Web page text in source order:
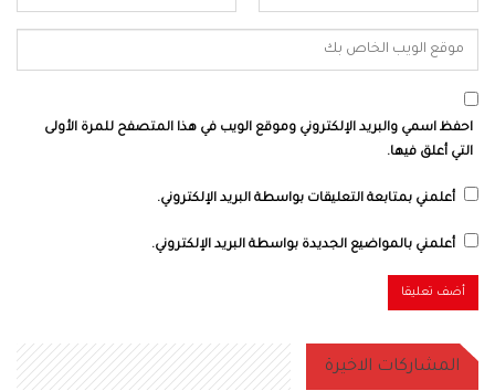
احفظ اسمي والبريد الإلكتروني وموقع الويب في هذا المتصفح للمرة الأولى
التي أعلق فيها.
أعلمني بمتابعة التعليقات بواسطة البريد الإلكتروني.
أعلمني بالمواضيع الجديدة بواسطة البريد الإلكتروني.
المشاركات الاخيرة